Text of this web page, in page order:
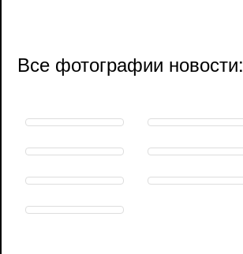
Все фотографии новости: